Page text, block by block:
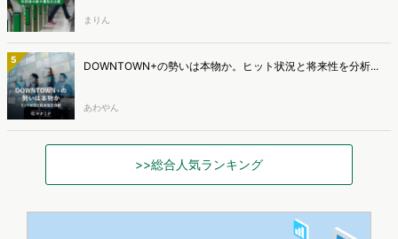
まりん
5 DOWNTOWN+の勢いは本物か。ヒット状況と将来性を分析...
あわやん
>>総合人気ランキング